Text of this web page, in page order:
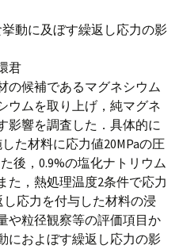
動に及ぼす繰返し応力の影
君
の候補であるマグネシウム
ウムを取り上げ，純マグネ
影響を調査した．具体的に
た材料に応力値20MPaの圧
後，0.9%の塩化ナトリウム
た，熱処理温度2条件で応力
し応力を付与した材料の浸
や粒径観察等の評価項目か
におよぼす繰返し応力の影